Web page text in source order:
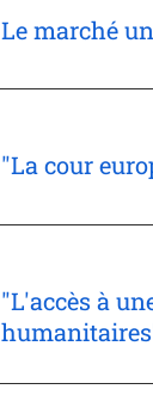
Le marché
"La cour
"L'accès à